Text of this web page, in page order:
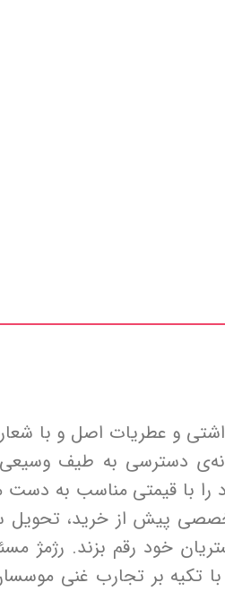
و عطریات اصل و با
دسترسی به طیف وسیعی
با قیمتی مناسب به دست
پیش از خرید، تحویل
خود رقم بزند. رژمژ
با تکیه بر تجارب غنی